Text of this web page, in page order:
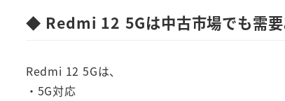
◆ Redmi 12 5Gは中古市場でも需要
Redmi 12 5Gは、
・5G対応